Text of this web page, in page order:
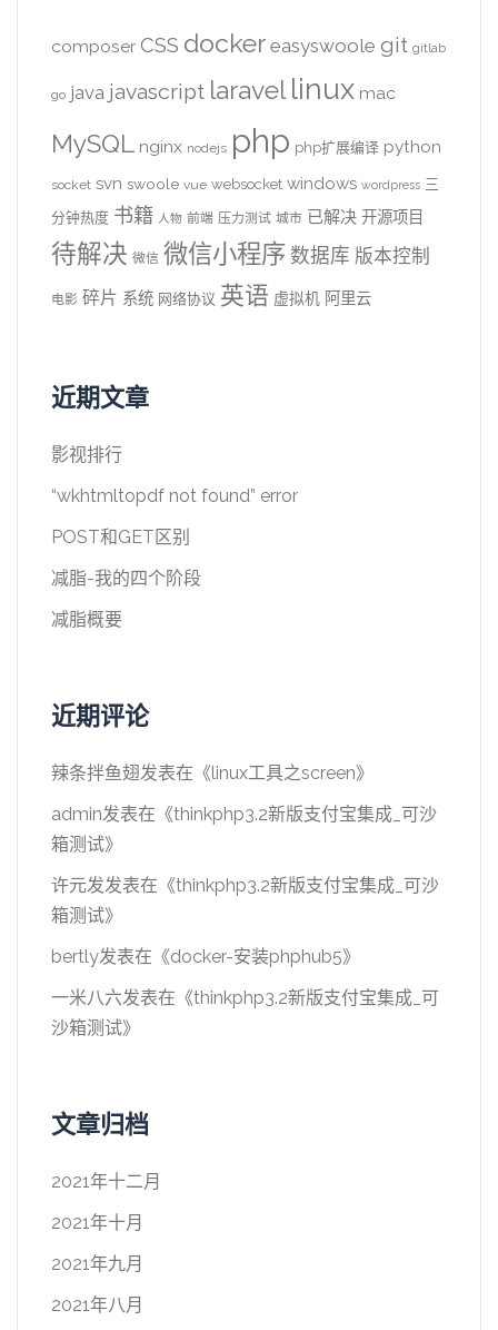
composer CSS docker easyswoole git gitlab
go java javascript laravel linux mac
MySQL nginx nodejs php php扩展编译 python
socket svn swoole vue websocket windows wordpress 三
分钟热度 书籍 人物 前端 压力测试 城市 已解决 开源项目
待解决 微信 微信小程序 数据库 版本控制
电影 碎片 系统 网络协议 英语 虚拟机 阿里云
近期文章
影视排行
“wkhtmltopdf not found” error
POST和GET区别
减脂-我的四个阶段
减脂概要
近期评论
辣条拌鱼翅发表在《linux工具之screen》
admin发表在《thinkphp3.2新版支付宝集成_可沙
箱测试》
许元发发表在《thinkphp3.2新版支付宝集成_可沙
箱测试》
bertly发表在《docker-安装phphub5》
一米八六发表在《thinkphp3.2新版支付宝集成_可
沙箱测试》
文章归档
2021年十二月
2021年十月
2021年九月
2021年八月